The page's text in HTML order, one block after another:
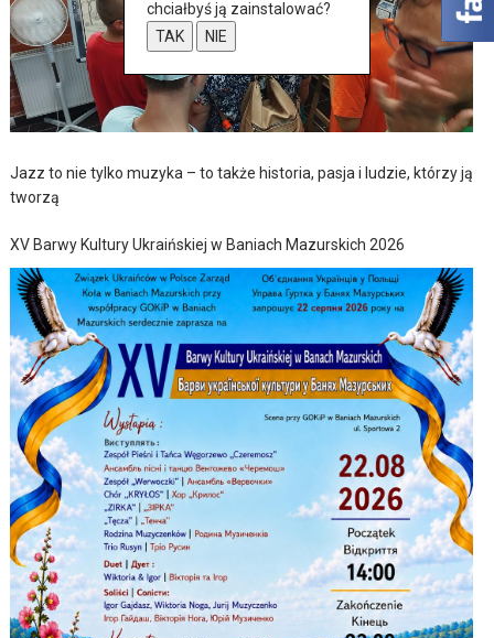
Jazz to nie tylko muzyka – to także historia, pasja i ludzie, którzy ją
tworzą
XV Barwy Kultury Ukraińskiej w Baniach Mazurskich 2026
chciałbyś ją zainstalować?
TAK
NIE